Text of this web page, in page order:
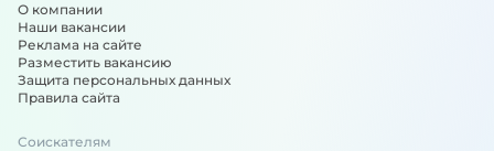
(Подпись: Твой любимый единственный сотрудник).
О компании
Наши вакансии
Реклама на сайте
Разместить вакансию
Защита персональных данных
Правила сайта
Соискателям